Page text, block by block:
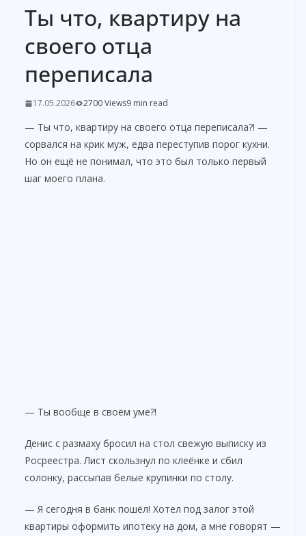
Ты что, квартиру на
своего отца
переписала
17.05.2026 2700 Views9 min read
— Ты что, квартиру на своего отца переписала?! —
сорвался на крик муж, едва переступив порог кухни.
Но он ещё не понимал, что это был только первый
шаг моего плана.
— Ты вообще в своём уме?!
Денис с размаху бросил на стол свежую выписку из
Росреестра. Лист скользнул по клеёнке и сбил
солонку, рассыпав белые крупинки по столу.
— Я сегодня в банк пошёл! Хотел под залог этой
квартиры оформить ипотеку на дом, а мне говорят —